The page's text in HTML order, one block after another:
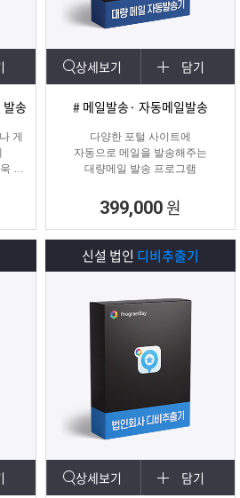
송
게
효
상세보기 담기
# 메일발송· 자동메일발송
다양한 포털 사이트에
자동으로 메일을 발송해주는
대량메일 발송 프로그램
399,000 원
신설 법인 디비추출기
상세보기 담기